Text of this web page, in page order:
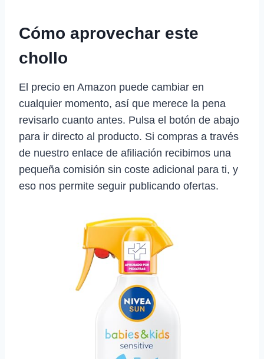
Cómo aprovechar este
chollo
El precio en Amazon puede cambiar en
cualquier momento, así que merece la pena
revisarlo cuanto antes. Pulsa el botón de abajo
para ir directo al producto. Si compras a través
de nuestro enlace de afiliación recibimos una
pequeña comisión sin coste adicional para ti, y
eso nos permite seguir publicando ofertas.